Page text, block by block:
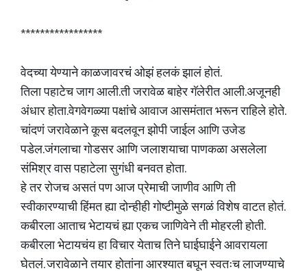
*****************
वेदच्या येण्याने काळजावरचं ओझं हलकं झालं होतं.
तिला पहाटेच जाग आली.ती जरावेळ बाहेर गॅलेरीत आली.अजूनही
अंधार होता.वेगवेगळ्या पक्षांचे आवाज आसमंतात भरून राहिले होते.
चांदणं जरावेळाने कूस बदलवून झोपी जाईल आणि उजेड
पडेल.जंगलाचा गोडसर आणि जलाशयाचा पाणकळा असलेला
संमिश्र वास पहाटेला सुगंधी बनवत होता.
हे तर रोजच असतं पण आज प्रेमाची जाणीव आणि ती
स्वीकारण्याची हिंमत ह्या दोन्हीही गोष्टीमुळे सगळं विशेष वाटत होतं.
कबीरला आताच भेटायचं ह्या एकच जाणिवेने ती मोहरली होती.
कबीरला भेटायचंय हा विचार येताच तिने घाईघाईने आवरायला
घेतलं. जरावेळाने तयार होतांना आरश्यात बघून स्वतःच लाजण्याचे